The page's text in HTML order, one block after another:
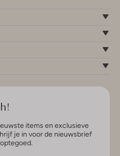
items en exclusieve
je in voor de nieuwsbrief